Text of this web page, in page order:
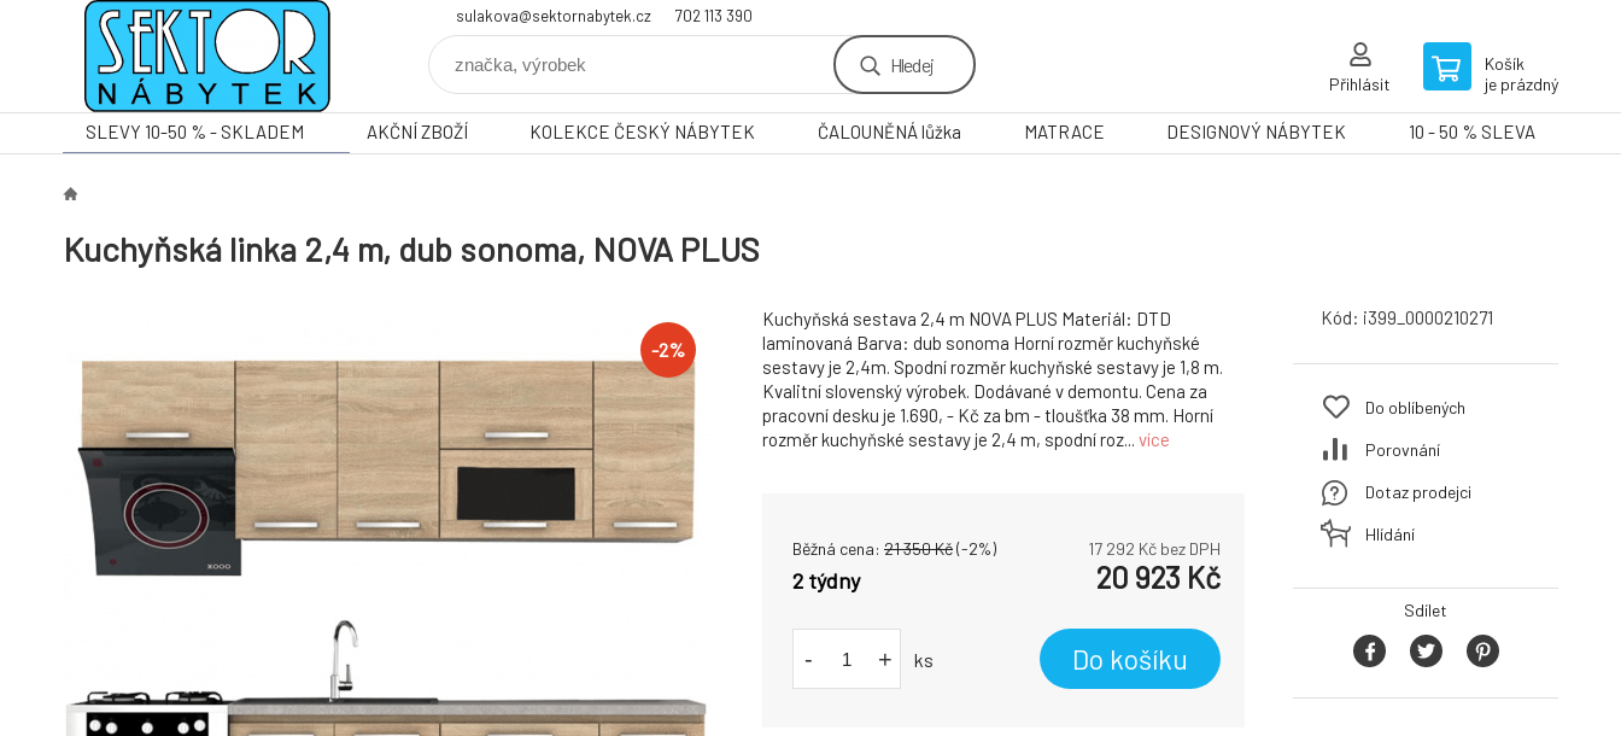
sulakova@sektornabytek.cz 702 113 390
Hledej
Přihlásit
Košík
je prázdný
SLEVY 10-50 % - SKLADEM AKČNÍ ZBOŽÍ KOLEKCE ČESKÝ NÁBYTEK ČALOUNĚNÁ lůžka MATRACE DESIGNOVÝ NÁBYTEK 10 - 50 % SLEVA
Kuchyňská linka 2,4 m, dub sonoma, NOVA PLUS
-2%
Kuchyňská sestava 2,4 m NOVA PLUS Materiál: DTD
laminovaná Barva: dub sonoma Horní rozměr kuchyňské
sestavy je 2,4m. Spodní rozměr kuchyňské sestavy je 1,8 m.
Kvalitní slovenský výrobek. Dodávané v demontu. Cena za
pracovní desku je 1.690, - Kč za bm - tloušťka 38 mm. Horní
rozměr kuchyňské sestavy je 2,4 m, spodní roz... více
Běžná cena: 21 350Kč(-2%) 17 292 Kč bez DPH
2 týdny 20 923 Kč
- + ks Do košíku
Kód: i399_0000210271
Do oblíbených
Porovnání
Dotaz prodejci
Hlídání
Sdílet